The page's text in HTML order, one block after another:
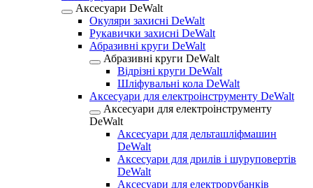
Аксесуари DeWalt
Окуляри захисні DeWalt
Рукавички захисні DeWalt
Абразивні круги DeWalt
Абразивні круги DeWalt
Відрізні круги DeWalt
Шліфувальні кола DeWalt
Аксесуари для електроінструменту DeWalt
Аксесуари для електроінструменту
DeWalt
Аксесуари для дельташліфмашин
DeWalt
Аксесуари для дрилів і шуруповертів
DeWalt
Аксесуари для електрорубанків